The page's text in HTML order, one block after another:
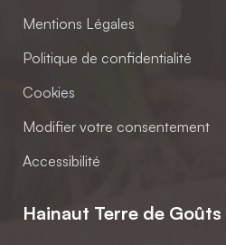
Mentions Légales
Politique de confidentialité
Cookies
Modifier votre consentement
Accessibilité
Hainaut Terre de Goûts